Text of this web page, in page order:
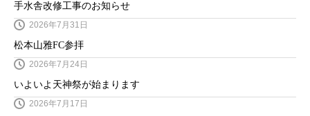
手水舎改修工事のお知らせ
松本山雅FC参拝
2026年7月31日
いよいよ天神祭が始まります
2026年7月24日
2026年7月17日